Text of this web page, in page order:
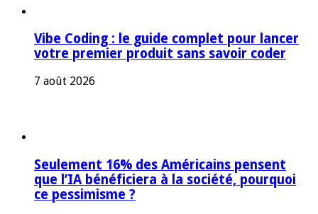
Vibe Coding : le guide complet pour lancer
votre premier produit sans savoir coder
7 août 2026
Seulement 16% des Américains pensent
que l’IA bénéficiera à la société, pourquoi
ce pessimisme ?